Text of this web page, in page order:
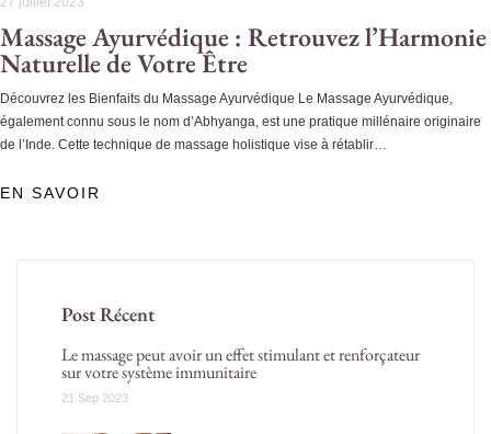
Massage Ayurvédique : Retrouvez l’Harmonie
Naturelle de Votre Être
Découvrez les Bienfaits du Massage Ayurvédique Le Massage Ayurvédique,
également connu sous le nom d’Abhyanga, est une pratique millénaire originaire
de l’Inde. Cette technique de massage holistique vise à rétablir…
EN SAVOIR
Post Récent
Le massage peut avoir un effet stimulant et renforçateur
sur votre système immunitaire
21 Sep 2023